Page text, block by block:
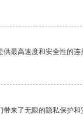
最高速度和安全性的连
来了无限的隐私保护和